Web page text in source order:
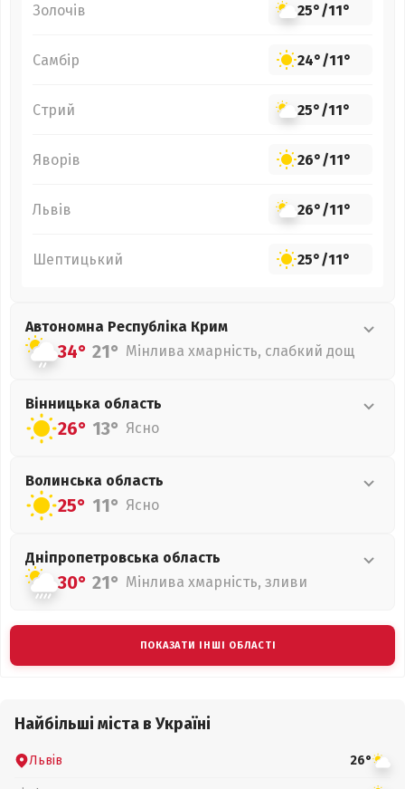
Золочів 25°/11°
Самбір 24°/11°
Стрий 25°/11°
Яворів 26°/11°
Львів 26°/11°
Шептицький 25°/11°
Автономна Республіка Крим
34° 21° Мінлива хмарність, слабкий дощ
Вінницька область
26° 13° Ясно
Волинська область
25° 11° Ясно
Дніпропетровська область
30° 21° Мінлива хмарність, зливи
ПОКАЗАТИ ІНШІ ОБЛАСТІ
Найбільші міста в Україні
Львів 26°